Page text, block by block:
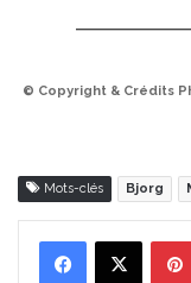
© Copyright & Crédits
Mots-clés Bjorg